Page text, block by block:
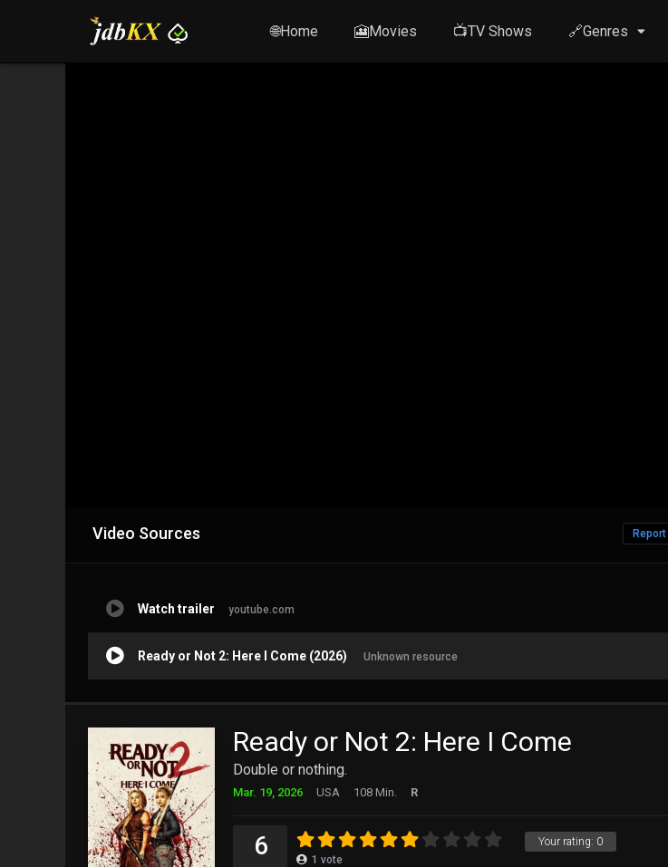
🌐Home 🎦Movies 📺TV Shows 🔗Genres
Video Sources
Watch trailer youtube.com
Ready or Not 2: Here I Come (2026) Unknown resource
Ready or Not 2: Here I Come
Double or nothing.
Mar. 19, 2026 USA 108 Min. R
Your rating: 0
6 1 vote